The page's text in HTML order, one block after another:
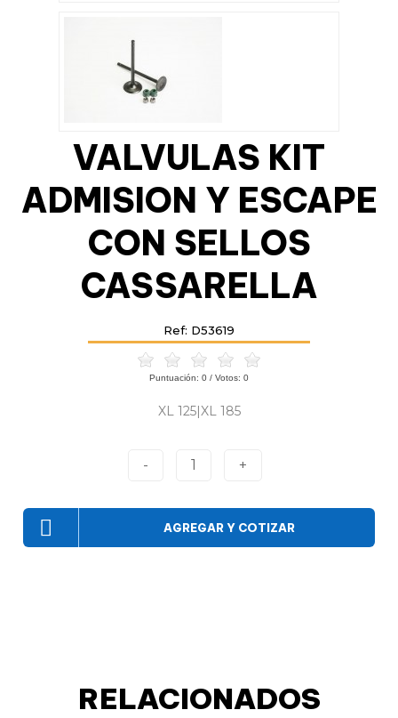
VALVULAS KIT
ADMISION Y ESCAPE
CON SELLOS
CASSARELLA
Ref: D53619
Puntuación: 0 / Votos: 0
XL 125|XL 185
- 1 +
AGREGAR Y COTIZAR
RELACIONADOS